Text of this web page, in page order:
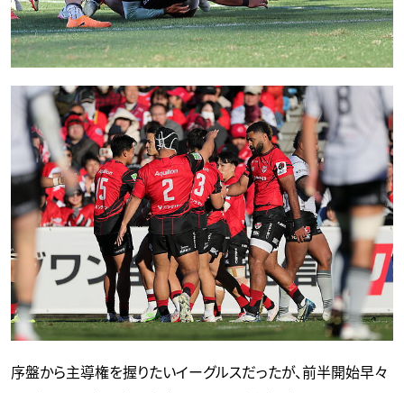
序盤から主導権を握りたいイーグルスだったが、前半開始早々